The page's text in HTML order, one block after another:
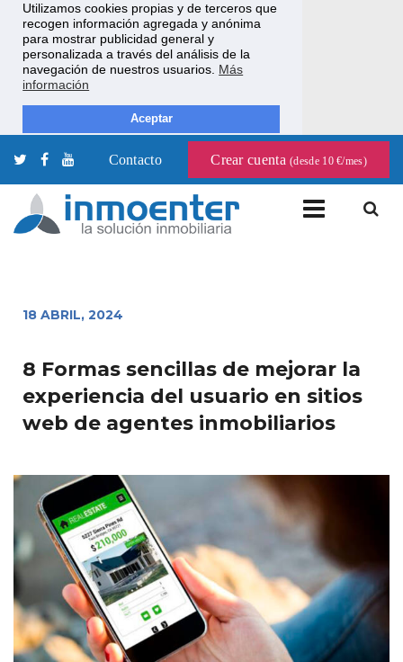
Utilizamos cookies propias y de terceros que
recogen información agregada y anónima
para mostrar publicidad general y
personalizada a través del análisis de la
navegación de nuestros usuarios. Más
información
Aceptar
Contacto Crear cuenta(desde 10 €/mes)
18 ABRIL, 2024
8 Formas sencillas de mejorar la
experiencia del usuario en sitios
web de agentes inmobiliarios